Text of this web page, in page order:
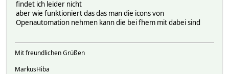
findet ich leider nicht
aber wie funktioniert das das man die icons von
Openautomation nehmen kann die bei fhem mit dabei sind
Mit freundlichen Grüßen
MarkusHiba